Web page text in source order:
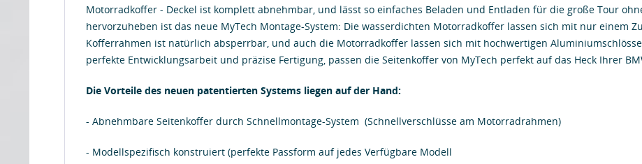
Motorradkoffer - Deckel ist komplett abnehmbar, und lässt so einfaches Beladen und Entladen für die große Tour
hervorzuheben ist das neue MyTech Montage-System: Die wasserdichten Motorradkoffer lassen sich mit nur einem
Kofferrahmen ist natürlich absperrbar, und auch die Motorradkoffer lassen sich mit hochwertigen
perfekte Entwicklungsarbeit und präzise Fertigung, passen die Seitenkoffer von MyTech perfekt auf das Heck Ihrer
Die Vorteile des neuen patentierten Systems liegen auf der Hand:
- Abnehmbare Seitenkoffer durch Schnellmontage-System (Schnellverschlüsse am Motorradrahmen)
- Modellspezifisch konstruiert (perfekte Passform auf jedes Verfügbare Modell